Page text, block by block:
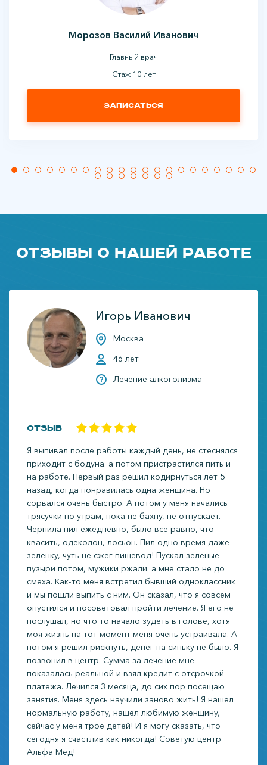
Морозов Василий Иванович
Главный врач
Стаж 10 лет
Записаться
Отзывы о нашей работе
Игорь Иванович
Москва
46 лет
Лечение алкоголизма
Отзыв
Я выпивал после работы каждый день, не стеснялся
приходит с бодуна. а потом пристрастился пить и
на работе. Первый раз решил кодирнуться лет 5
назад, когда понравилась одна женщина. Но
сорвался очень быстро. А потом у меня начались
трясучки по утрам, пока не бахну, не отпускает.
Чернила пил ежедневно, было все равно, что
квасить, одеколон, лосьон. Пил одно время даже
зеленку, чуть не сжег пищевод! Пускал зеленые
пузыри потом, мужики ржали. а мне стало не до
смеха. Как-то меня встретил бывший одноклассник
и мы пошли выпить с ним. Он сказал, что я совсем
опустился и посоветовал пройти лечение. Я его не
послушал, но что то начало зудеть в голове, хотя
моя жизнь на тот момент меня очень устраивала. А
потом я решил рискнуть, денег на синьку не было. Я
позвонил в центр. Сумма за лечение мне
показалась реальной и взял кредит с отсрочкой
платежа. Лечился 3 месяца, до сих пор посещаю
занятия. Меня здесь научили заново жить! Я нашел
нормальную работу, нашел любимую женщину,
сейчас у меня трое детей! И я могу сказать, что
сегодня я счастлив как никогда! Советую центр
Альфа Мед!